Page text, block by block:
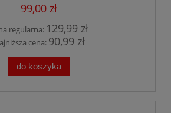
99,00 zł
regularna:129,99 zł
cena:90,99 zł
do koszyka